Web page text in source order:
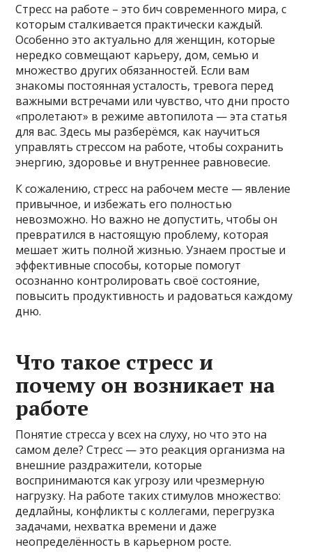
Стресс на работе – это бич современного мира, с
которым сталкивается практически каждый.
Особенно это актуально для женщин, которые
нередко совмещают карьеру, дом, семью и
множество других обязанностей. Если вам
знакомы постоянная усталость, тревога перед
важными встречами или чувство, что дни просто
«пролетают» в режиме автопилота — эта статья
для вас. Здесь мы разберёмся, как научиться
управлять стрессом на работе, чтобы сохранить
энергию, здоровье и внутреннее равновесие.
К сожалению, стресс на рабочем месте — явление
привычное, и избежать его полностью
невозможно. Но важно не допустить, чтобы он
превратился в настоящую проблему, которая
мешает жить полной жизнью. Узнаем простые и
эффективные способы, которые помогут
осознанно контролировать своё состояние,
повысить продуктивность и радоваться каждому
дню.
Что такое стресс и
почему он возникает на
работе
Понятие стресса у всех на слуху, но что это на
самом деле? Стресс — это реакция организма на
внешние раздражители, которые
воспринимаются как угрозу или чрезмерную
нагрузку. На работе таких стимулов множество:
дедлайны, конфликты с коллегами, перегрузка
задачами, нехватка времени и даже
неопределённость в карьерном росте.